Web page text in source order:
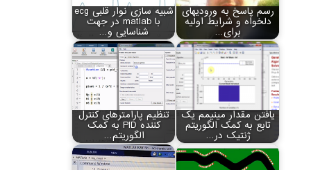
رسم پاسخ به ورودی‏های
دلخواه و شرایط اولیه
برای…
شبیه سازی نوار قلبی ecg
با matlab در جهت
شناسایی و…
یافتن مقدار مینیمم یک
تابع به کمک الگوریتم
ژنتیک در…
تنظیم پارامترهای کنترل
کننده PID به کمک
الگوریتم…